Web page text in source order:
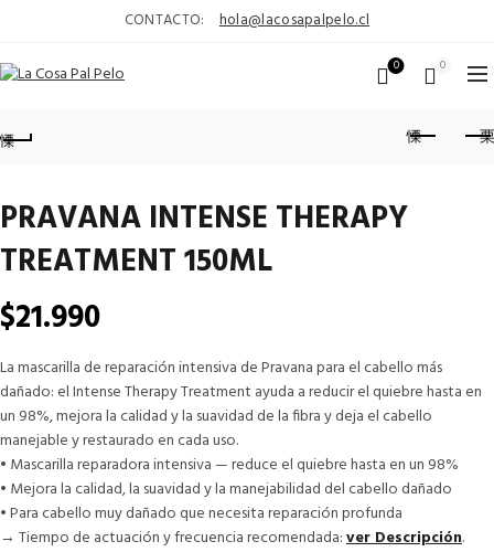
CONTACTO: hola@lacosapalpelo.cl
0 0
PRAVANA INTENSE THERAPY
TREATMENT 150ML
$21.990
La mascarilla de reparación intensiva de Pravana para el cabello más
dañado: el Intense Therapy Treatment ayuda a reducir el quiebre hasta en
un 98%, mejora la calidad y la suavidad de la fibra y deja el cabello
manejable y restaurado en cada uso.
• Mascarilla reparadora intensiva — reduce el quiebre hasta en un 98%
• Mejora la calidad, la suavidad y la manejabilidad del cabello dañado
• Para cabello muy dañado que necesita reparación profunda
→ Tiempo de actuación y frecuencia recomendada:ver Descripción.